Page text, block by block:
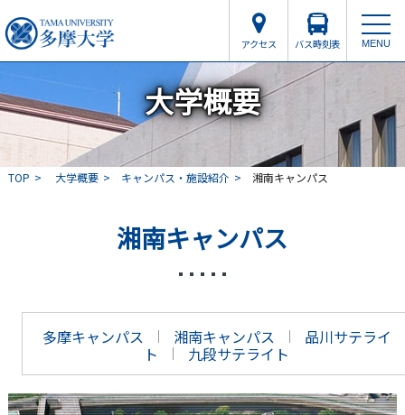
アクセス バス時刻表 MENU
大学概要
TOP 大学概要 キャンパス・施設紹介 湘南キャンパス
湘南キャンパス
多摩キャンパス 湘南キャンパス 品川サテライ
ト 九段サテライト